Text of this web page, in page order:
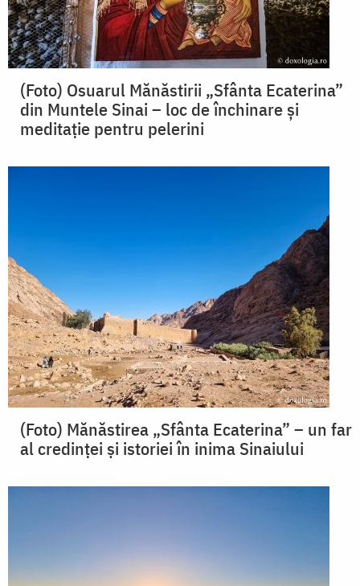
(Foto) Osuarul Mănăstirii „Sfânta Ecaterina”
din Muntele Sinai – loc de închinare și
meditație pentru pelerini
(Foto) Mănăstirea „Sfânta Ecaterina” – un far
al credinței și istoriei în inima Sinaiului